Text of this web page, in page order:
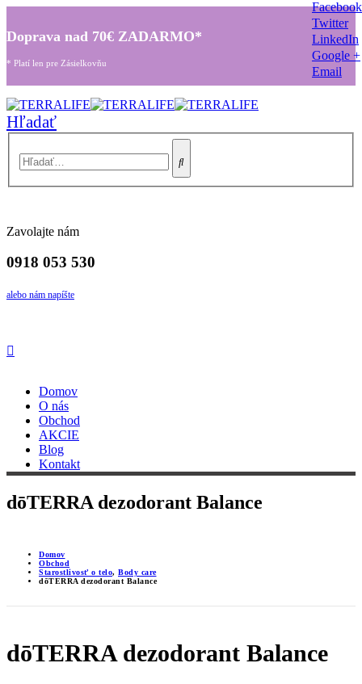
Doprava nad 70€ ZADARMO*
* Platí len pre Zásielkovňu
Hľadať
Zavolajte nám
0918 053 530
alebo nám napíšte
Domov
O nás
Obchod
AKCIE
Blog
Kontakt
dōTERRA dezodorant Balance
Domov
Obchod
Starostlivosť o telo, Body care
dōTERRA dezodorant Balance
dōTERRA dezodorant Balance
Facebook
Twitter
LinkedIn
Google +
Email